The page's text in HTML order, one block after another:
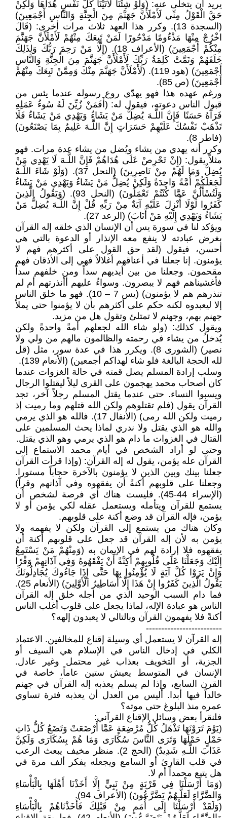
يريد أن يتخلى عنه: (وَلَوْ شِئْنَا لَآتَيْنَا كُلَّ نَفْسٍ هُدَاهَا وَلَكِنْ
حَقَّ الْقَوْلُ مِنِّي لَأَمْلَأَنَّ جَهَنَّمَ مِنَ الْجِنَّةِ وَالنَّاسِ أَجْمَعِينَ)
(السجدة 13). وكرر هذا العهد ثلاث مرات أخرى: (قَالَ
اخْرُجْ مِنْهَا مَذْءُومًا مَدْحُورًا لَمَنْ تَبِعَكَ مِنْهُمْ لَأَمْلَأَنَّ جَهَنَّمَ
مِنْكُمْ أَجْمَعِينَ) (الأعراف 18). (إِلَّا مَنْ رَحِمَ رَبُّكَ وَلِذَلِكَ
خَلَقَهُمْ وَتَمَّتْ كَلِمَةُ رَبِّكَ لَأَمْلَأَنَّ جَهَنَّمَ مِنَ الْجِنَّةِ وَالنَّاسِ
أَجْمَعِينَ) (هود 119). (لَأَمْلَأَنَّ جَهَنَّمَ مِنْكَ وَمِمَّنْ تَبِعَكَ مِنْهُمْ
أَجْمَعِينَ) (ص 85).
ورغم عهده هذا فهو يهدّي روع رسوله عندما يئس من
قبول الناس دعوته، فيقول له: (أَفَمَنْ زُيِّنَ لَهُ سُوءُ عَمَلِهِ
فَرَآهُ حَسَنًا فَإِنَّ اللَّـهَ يُضِلُّ مَنْ يَشَاءُ وَيَهْدِي مَنْ يَشَاءُ فَلَا
تَذْهَبْ نَفْسُكَ عَلَيْهِمْ حَسَرَاتٍ إِنَّ اللَّـهَ عَلِيمٌ بِمَا يَصْنَعُونَ)
(فاطر 8).
وكرر أنه يهدي من يشاء ويُضل من يشاء عدة مرات. فهو
مثلاً يقول: (إِنْ تَحْرِصْ عَلَى هُدَاهُمْ فَإِنَّ اللَّـهَ لَا يَهْدِي مَنْ
يُضِلُّ وَمَا لَهُمْ مِنْ نَاصِرِينَ) (النحل 37). (وَلَوْ شَاءَ اللَّـهُ
لَجَعَلَكُمْ أُمَّةً وَاحِدَةً وَلَكِنْ يُضِلُّ مَنْ يَشَاءُ وَيَهْدِي مَنْ يَشَاءُ
وَلَتُسْأَلُنَّ عَمَّا كُنْتُمْ تَعْمَلُونَ) (النحل 93). (وَيَقُولُ الَّذِينَ
كَفَرُوا لَوْلَا أُنْزِلَ عَلَيْهِ آيَةٌ مِنْ رَبِّهِ قُلْ إِنَّ اللَّـهَ يُضِلُّ مَنْ
يَشَاءُ وَيَهْدِي إِلَيْهِ مَنْ أَنَابَ) (الرعد 27).
ويؤكد لنا في سورة يس أن الإنسان الذي خلقه إله القرآن
بغرض عبادته لا ينفع معه الإنذار أو الدعوة بالتي هي
أحسن، فيقول (لقد حق القول على أكثرهم فهم لا
يؤمنون. إنا جعلنا في أعناقهم أغلالاً فهي إلى الأذقان فهم
مقحمون. وجعلنا من بين أيديهم سداً ومن خلفهم سداً
فأغشيناهم فهم لا يبصرون. وسواءٌ عليهم أأنذرتهم أم لم
تنذرهم هم لا يؤمنون) (يس 7 – 10). فهو ما خلق الناس
إلا ليعبدوه لكنه حكم على أكثرهم بأن لا يؤمنوا حتى يملأ
جهنم بهم، وجهنم لا تمتلئ وتقول هل من مزيد.
ويقول كذلك: (ولو شاء الله لجعلهم أمةً واحدةً ولكن
يُدخلُ من يشاء في رحمته والظالمون مالهم من ولي ولا
نصير) (الشورى 8). ويكرر هذا في عدة سور، مثل (قل
لله الحجة البالغة فلو شاء لهداكم أجمعين) (الأنعام 139).
وسلب إرادة المسلم يصل قمته في حالة الغزوات عندما
كان أصحاب محمد يهجمون على القرى ليلاً ليقتلوا الرجال
ويسبوا النساء. حتى عندما يقتل المسلم رجلاً آخر، تجد
القرآن يقول (فلم تقتلوهم ولكن الله قتلهم وما رميت إذ
رميت ولكن الله رمى) (الأنفال 17). فالله هو الذي يرمي
والله هو الذي يقتل ولا ندري لماذا يحث المسلمين على
القتال في الغزوات ما دام هو الذي يرمي وهو الذي يقتل.
وحتى لو أراد الشخص في أيام محمد الاستماع إلى
القرآن عله يؤمن، يقول له إله القرآن: (وإذا قرأت القرآن
جعلنا بينك وبين الذين لا يؤمنون بالآخرة حجاباً مستورا.
وجعلنا على قلوبهم أكنةً أن يفقهوه وفي آذانهم وقراً)
(الإسراء 44-45). فليست هناك أي فرصة لشخص أن
يستمع للقرآن ويتأمله ويستعمل عقله لكي يؤمن أو لا
يؤمن، فإله القرآن قد وضع أكنة على قلوبهم.
وكان هناك من يستمع إلى القرآن ولكن لا يفهمه ولا
يؤمن به لأن إله القرآن قد جعل على قلوبهم أكنة أن
يفقهوه فلا إرادة لهم في الإيمان به (وَمِنْهُمْ مَنْ يَسْتَمِعُ
إِلَيْكَ وَجَعَلْنَا عَلَى قُلُوبِهِمْ أَكِنَّةً أَنْ يَفْقَهُوهُ وَفِي آذَانِهِمْ وَقْرًا
وَإِنْ يَرَوْا كُلَّ آيَةٍ لَا يُؤْمِنُوا بِهَا حَتَّى إِذَا جَاءُوكَ يُجَادِلُونَكَ
يَقُولُ الَّذِينَ كَفَرُوا إِنْ هَذَا إِلَّا أَسَاطِيرُ الْأَوَّلِينَ) (الأنعام 25).
فما دام السبب الوحيد الذي من أجله خلق إله القرآن
الناس هو عبادة الإله، لماذا يجعل على قلوب أغلب الناس
أكنةً فلا يفهمون القرآن وبالتالي لا يعبدون إلهه؟
-------------------------
إله القرآن لا يستعمل أي وسيلة إقناع للمخالفين. الاعتماد
الكلي في إدخال الناس في الإسلام هي السيف أو
الجزية، أو التخويف بعذاب غير محتمل وغير عادل.
الإنسان في المتوسط يعيش ستين عاماً، خاصة في
القرن السابع، وإذا لم يسلم يعذبه إله القرآن في جهنم
خالداً فيها أبدا. أليس من العدل أن يعذبه فترة تساوي
عمره منذ البلوغ حتى موته؟
فلنقرأ بعض وسائل الإقناع القرآني:
(يَوْمَ تَرَوْنَهَا تَذْهَلُ كُلُّ مُرْضِعَةٍ عَمَّا أَرْضَعَتْ وَتَضَعُ كُلُّ ذَاتِ
حَمْلٍ حَمْلَهَا وَتَرَى النَّاسَ سُكَارَى وَمَا هُمْ بِسُكَارَى وَلَكِنَّ
عَذَابَ اللَّـهِ شَدِيدٌ) (الحج 2). منظر مخيف يبعث الرعب
في قلب القارئ أو السامع ويجعله يفكر ألف مرة في
هل يتبع محمداً أم لا.
(وَمَا أَرْسَلْنَا فِي قَرْيَةٍ مِنْ نَبِيٍّ إِلَّا أَخَذْنَا أَهْلَهَا بِالْبَأْسَاءِ
وَالضَّرَّاءِ لَعَلَّـهُمْ يَضَّرَّعُونَ) (الأعراف 94).
(وَلَقَدْ أَرْسَلْنَا إِلَى أُمَمٍ مِنْ قَبْلِكَ فَأَخَذْنَاهُمْ بِالْبَأْسَاءِ